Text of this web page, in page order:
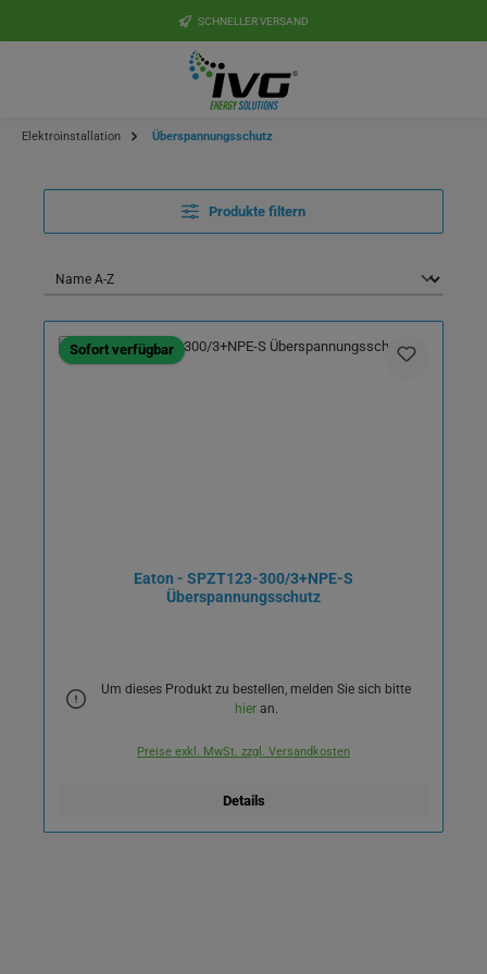
SCHNELLER VERSAND
Elektroinstallation Überspannungsschutz
Produkte filtern
Sofort verfügbar
Eaton - SPZT123-300/3+NPE-S
Überspannungsschutz
Um dieses Produkt zu bestellen, melden Sie sich bitte
hieran.
Preise exkl. MwSt. zzgl. Versandkosten
Details